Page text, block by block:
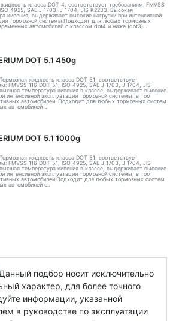
класса DOT 4, соответствует требованиям: FMVSS
4925, SAE J 1703, J 1704, JIS K2233. Высокая
кипения, выдерживает высокие нагрузки при интенсивной
тормозной системы.Подходит для любых тормозных
автомобилей с классом dot4 и ниже (dot3)...
DOT 5.1 450g
жидкость класса DOT 5.1, соответствует
FMVSS 116 DOT 5.1, ISO 4925, SAE J 1703, J 1704, JIS
температура кипения в классе, выдерживает высокие
интенсивной эксплуатации тормозной системы, в том
автомобилей. Подходит для любых тормозных систем
автомобилей ..
DOT 5.1 1000g
жидкость класса DOT 5.1, соответствует
FMVSS 116 DOT 5.1, ISO 4925, SAE J 1703, J 1704, JIS
температура кипения в классе, выдерживает высокие
интенсивной эксплуатации тормозной системы, в том
автомобилей.Подходит для любых тормозных систем
автомобилей с..
Данный подбор носит исключительно
характер, для более точного
информации, указанной
в руководстве по эксплуатации